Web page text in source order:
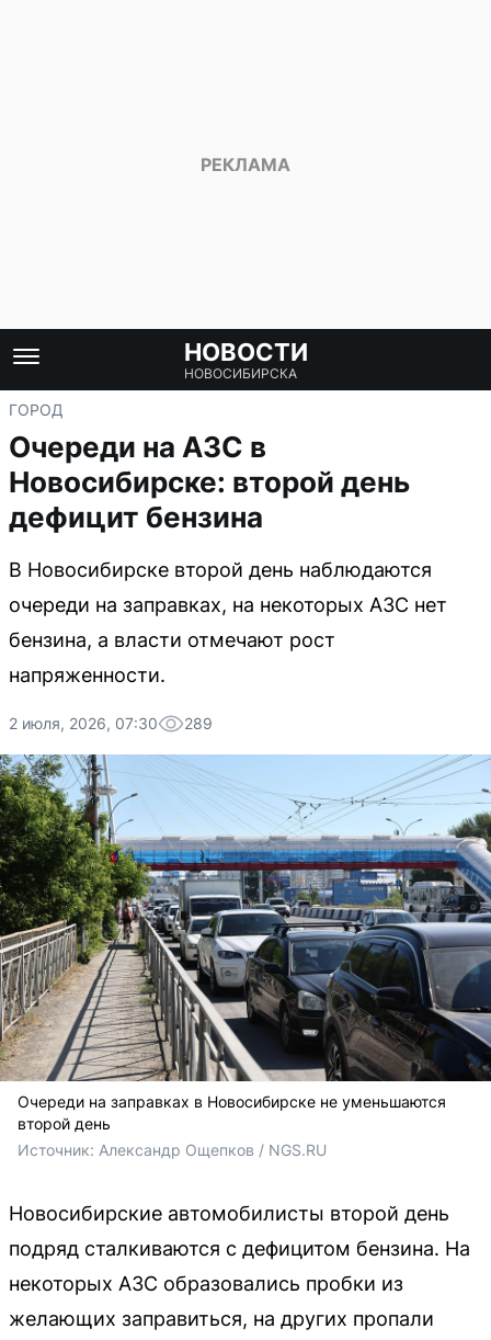
НОВОСТИ
НОВОСИБИРСКА
ГОРОД
Очереди на АЗС в
Новосибирске: второй день
дефицит бензина
В Новосибирске второй день наблюдаются
очереди на заправках, на некоторых АЗС нет
бензина, а власти отмечают рост
напряженности.
2 июля, 2026, 07:30 289
Очереди на заправках в Новосибирске не уменьшаются
второй день
Источник: Александр Ощепков / NGS.RU
Новосибирские автомобилисты второй день
подряд сталкиваются с дефицитом бензина. На
некоторых АЗС образовались пробки из
желающих заправиться, на других пропали